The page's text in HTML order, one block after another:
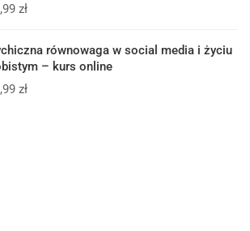
zł
równowaga w social media i życiu
– kurs online
zł